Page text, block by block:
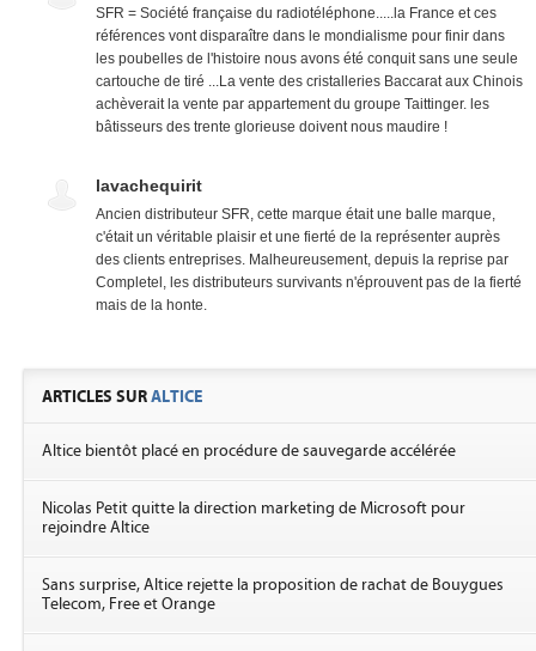
SFR = Société française du radiotéléphone.....la France et ces
références vont disparaître dans le mondialisme pour finir dans
les poubelles de l'histoire nous avons été conquit sans une seule
cartouche de tiré ...La vente des cristalleries Baccarat aux Chinois
achèverait la vente par appartement du groupe Taittinger. les
bâtisseurs des trente glorieuse doivent nous maudire !
lavachequirit
Ancien distributeur SFR, cette marque était une balle marque,
c'était un véritable plaisir et une fierté de la représenter auprès
des clients entreprises. Malheureusement, depuis la reprise par
Completel, les distributeurs survivants n'éprouvent pas de la fierté
mais de la honte.
ARTICLES SURALTICE
Altice bientôt placé en procédure de sauvegarde accélérée
Nicolas Petit quitte la direction marketing de Microsoft pour
rejoindre Altice
Sans surprise, Altice rejette la proposition de rachat de Bouygues
Telecom, Free et Orange